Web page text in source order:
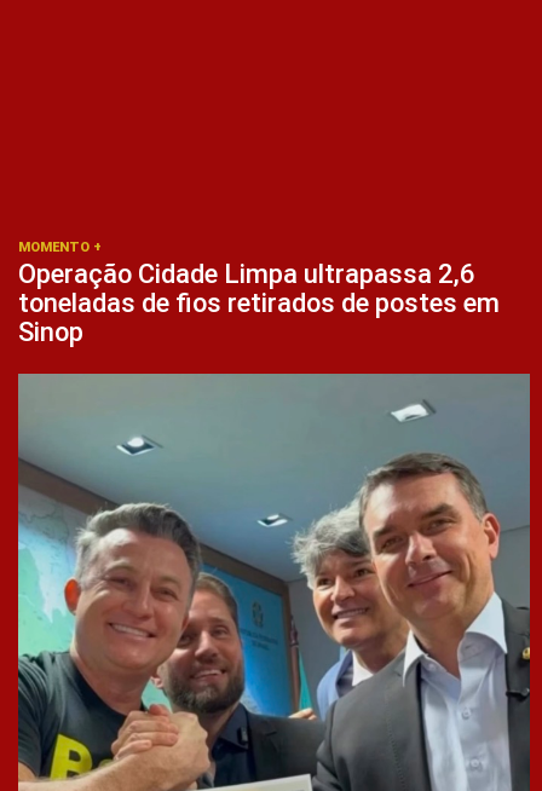
MOMENTO +
Operação Cidade Limpa ultrapassa 2,6
toneladas de fios retirados de postes em
Sinop